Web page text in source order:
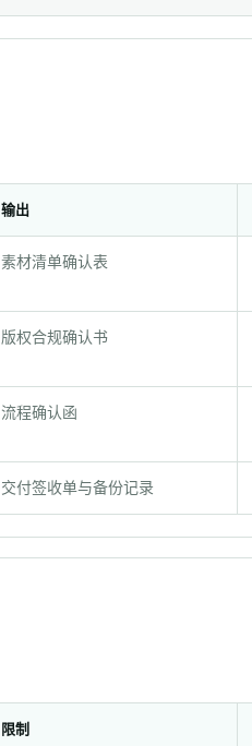
输出
素材清单确认表
版权合规确认书
流程确认函
交付签收单与备份记录
限制